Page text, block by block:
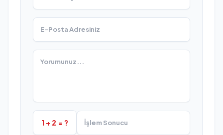
1 + 2 = ?